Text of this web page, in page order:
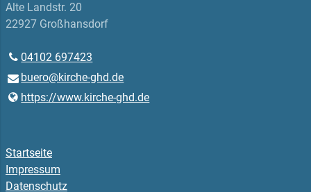
Alte Landstr. 20
22927 Großhansdorf
04102 697423
buero@​kirche-ghd.​de
https://www.​kirche-ghd.​de
Startseite
Impressum
Datenschutz